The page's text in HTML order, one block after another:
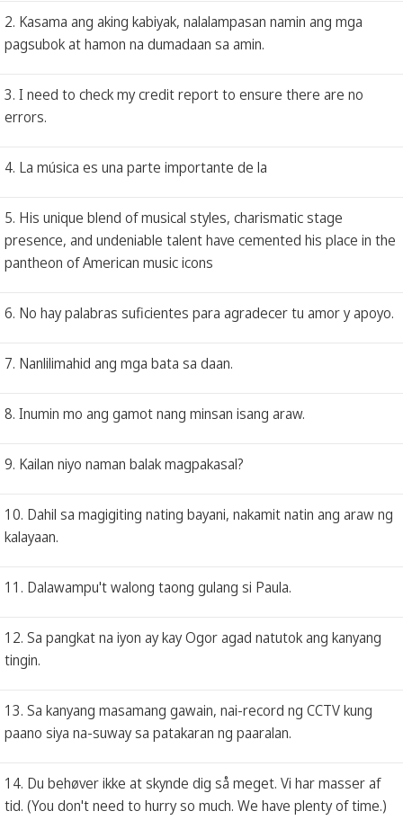
2. Kasama ang aking kabiyak, nalalampasan namin ang mga
pagsubok at hamon na dumadaan sa amin.
3. I need to check my credit report to ensure there are no
errors.
4. La música es una parte importante de la
5. His unique blend of musical styles, charismatic stage
presence, and undeniable talent have cemented his place in the
pantheon of American music icons
6. No hay palabras suficientes para agradecer tu amor y apoyo.
7. Nanlilimahid ang mga bata sa daan.
8. Inumin mo ang gamot nang minsan isang araw.
9. Kailan niyo naman balak magpakasal?
10. Dahil sa magigiting nating bayani, nakamit natin ang araw ng
kalayaan.
11. Dalawampu't walong taong gulang si Paula.
12. Sa pangkat na iyon ay kay Ogor agad natutok ang kanyang
tingin.
13. Sa kanyang masamang gawain, nai-record ng CCTV kung
paano siya na-suway sa patakaran ng paaralan.
14. Du behøver ikke at skynde dig så meget. Vi har masser af
tid. (You don't need to hurry so much. We have plenty of time.)